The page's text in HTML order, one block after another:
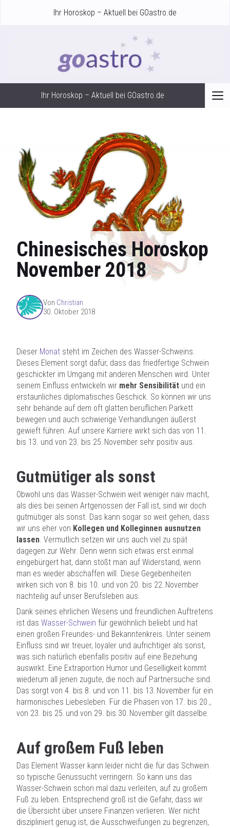
Ihr Horoskop – Aktuell bei GOastro.de
Ihr Horoskop – Aktuell bei GOastro.de
Chinesisches Horoskop
November 2018
Von Christian
30. Oktober 2018
Dieser Monat steht im Zeichen des Wasser-Schweins.
Dieses Element sorgt dafür, dass das friedfertige Schwein
geschickter im Umgang mit anderen Menschen wird. Unter
seinem Einfluss entwickeln wir mehr Sensibilität und ein
erstaunliches diplomatisches Geschick. So können wir uns
sehr behände auf dem oft glatten beruflichen Parkett
bewegen und auch schwierige Verhandlungen äußerst
gewieft führen. Auf unsere Karriere wirkt sich das von 11.
bis 13. und von 23. bis 25. November sehr positiv aus.
Gutmütiger als sonst
Obwohl uns das Wasser-Schwein weit weniger naiv macht,
als dies bei seinen Artgenossen der Fall ist, sind wir doch
gutmütiger als sonst. Das kann sogar so weit gehen, dass
wir uns eher von Kollegen und Kolleginnen ausnutzen
lassen. Vermutlich setzen wir uns auch viel zu spät
dagegen zur Wehr. Denn wenn sich etwas erst einmal
eingebürgert hat, dann stößt man auf Widerstand, wenn
man es wieder abschaffen will. Diese Gegebenheiten
wirken sich von 8. bis 10. und von 20. bis 22. November
nachteilig auf unser Berufsleben aus.
Dank seines ehrlichen Wesens und freundlichen Auftretens
ist das Wasser-Schwein für gewöhnlich beliebt und hat
einen großen Freundes- und Bekanntenkreis. Unter seinem
Einfluss sind wir treuer, loyaler und aufrichtiger als sonst,
was sich natürlich ebenfalls positiv auf eine Beziehung
auswirkt. Eine Extraportion Humor und Geselligkeit kommt
wiederum all jenen zugute, die noch auf Partnersuche sind.
Das sorgt von 4. bis 8. und von 11. bis 13. November für ein
harmonisches Liebesleben. Für die Phasen von 17. bis 20.,
von 23. bis 25. und von 29. bis 30. November gilt dasselbe.
Auf großem Fuß leben
Das Element Wasser kann leider nicht die für das Schwein
so typische Genussucht verringern. So kann uns das
Wasser-Schwein schon mal dazu verleiten, auf zu großem
Fuß zu leben. Entsprechend groß ist die Gefahr, dass wir
die Übersicht über unsere Finanzen verlieren. Wer nicht
diszipliniert genug ist, die Ausschweifungen zu begrenzen,